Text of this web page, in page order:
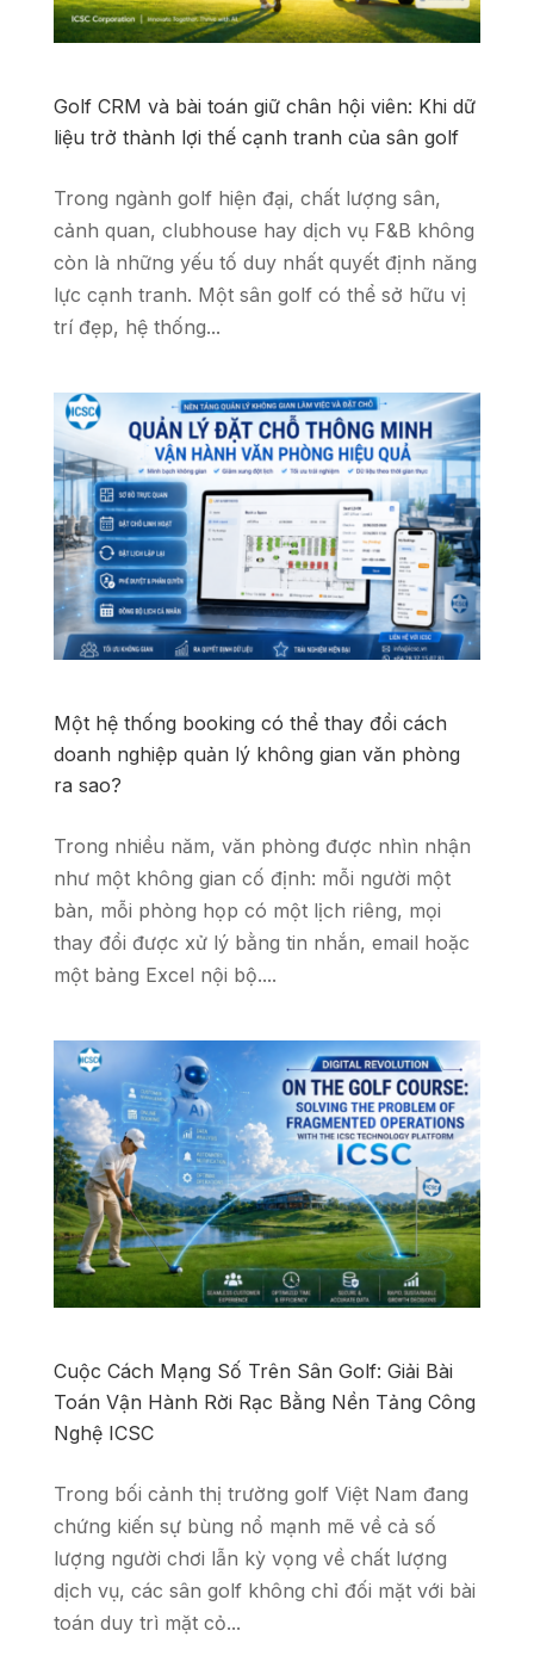
Golf CRM và bài toán giữ chân hội viên: Khi dữ
liệu trở thành lợi thế cạnh tranh của sân golf
Trong ngành golf hiện đại, chất lượng sân,
cảnh quan, clubhouse hay dịch vụ F&B không
còn là những yếu tố duy nhất quyết định năng
lực cạnh tranh. Một sân golf có thể sở hữu vị
trí đẹp, hệ thống...
Một hệ thống booking có thể thay đổi cách
doanh nghiệp quản lý không gian văn phòng
ra sao?
Trong nhiều năm, văn phòng được nhìn nhận
như một không gian cố định: mỗi người một
bàn, mỗi phòng họp có một lịch riêng, mọi
thay đổi được xử lý bằng tin nhắn, email hoặc
một bảng Excel nội bộ....
Cuộc Cách Mạng Số Trên Sân Golf: Giải Bài
Toán Vận Hành Rời Rạc Bằng Nền Tảng Công
Nghệ ICSC
Trong bối cảnh thị trường golf Việt Nam đang
chứng kiến sự bùng nổ mạnh mẽ về cả số
lượng người chơi lẫn kỳ vọng về chất lượng
dịch vụ, các sân golf không chỉ đối mặt với bài
toán duy trì mặt cỏ...